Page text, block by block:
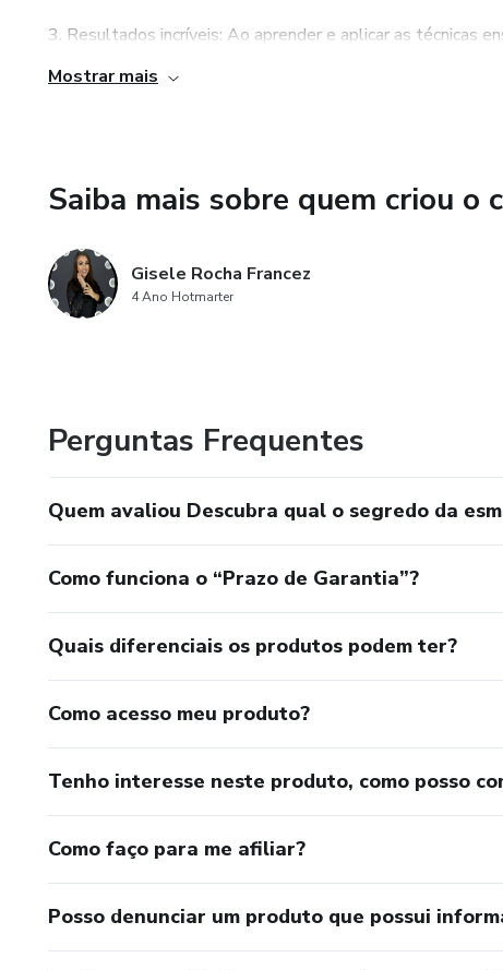
3. Resultados incríveis: Ao aprender e aplicar as técnicas
na esmaltação em gel. Isso significa unhas perfeitamente
apresentadas no e-book, você terá a oportunidade de se
pode abrir portas para novas oportunidades de trabalho,
patamar.
Mostrar mais
Saiba mais sobre quem criou o
Gisele Rocha Francez
4 Ano Hotmarter
Perguntas Frequentes
Quem avaliou Descubra qual o segredo da
Como funciona o “Prazo de Garantia”?
Quais diferenciais os produtos podem ter?
Como acesso meu produto?
Tenho interesse neste produto, como posso
Como faço para me afiliar?
Posso denunciar um produto que possui